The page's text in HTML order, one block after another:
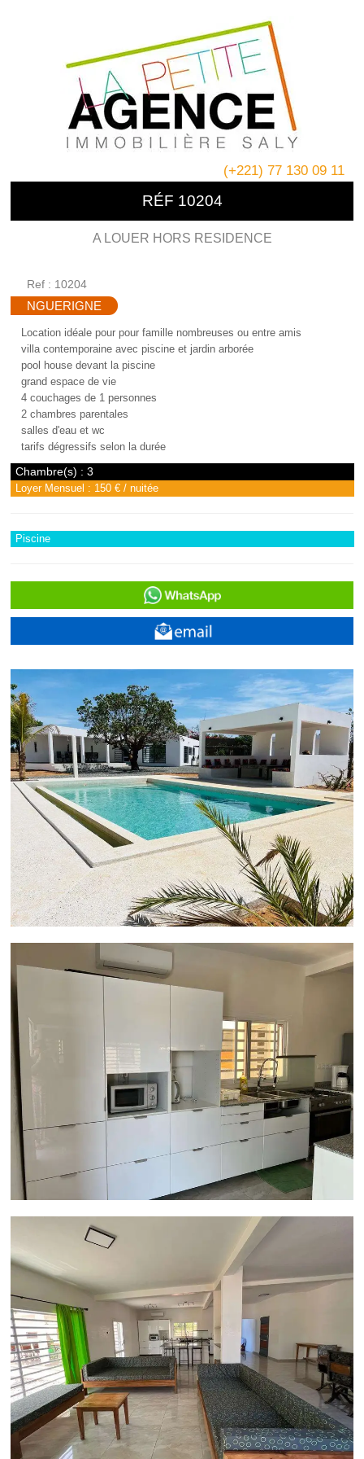
(+221) 77 130 09 11
RÉF 10204
A LOUER HORS RESIDENCE
Ref : 10204
NGUERIGNE
Location idéale pour pour famille nombreuses ou entre amis
villa contemporaine avec piscine et jardin arborée
pool house devant la piscine
grand espace de vie
4 couchages de 1 personnes
2 chambres parentales
salles d'eau et wc
tarifs dégressifs selon la durée
Chambre(s) : 3
Loyer Mensuel : 150 € / nuitée
Piscine